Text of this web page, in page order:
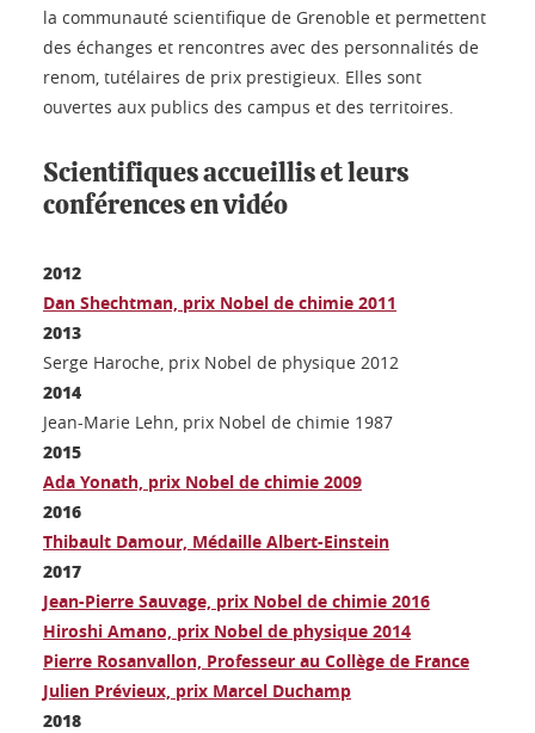
la communauté scientifique de Grenoble et permettent
des échanges et rencontres avec des personnalités de
renom, tutélaires de prix prestigieux. Elles sont
ouvertes aux publics des campus et des territoires.
Scientifiques accueillis et leurs
conférences en vidéo
2012
Dan Shechtman, prix Nobel de chimie 2011
2013
Serge Haroche, prix Nobel de physique 2012
2014
Jean-Marie Lehn, prix Nobel de chimie 1987
2015
Ada Yonath, prix Nobel de chimie 2009
2016
Thibault Damour, Médaille Albert-Einstein
2017
Jean-Pierre Sauvage, prix Nobel de chimie 2016
Hiroshi Amano, prix Nobel de physique 2014
Pierre Rosanvallon, Professeur au Collège de France
Julien Prévieux, prix Marcel Duchamp
2018